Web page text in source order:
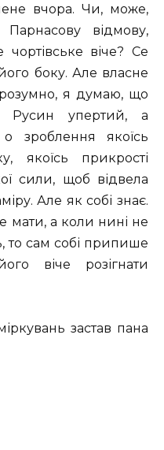
вчора. Чи, може,
відмову,
чортівське віче? Се
боку. Але власне
я думаю, що
Русин упертий, а
зроблення якоїсь
якоїсь прикрості
сили, щоб відвела
Але як собі знає.
мати, а коли нині не
то сам собі припише
віче розігнати
застав пана